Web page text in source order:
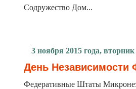
Содружество Дом...
3 ноября 2015 года, вторник
День Независимости
Федеративные Штаты